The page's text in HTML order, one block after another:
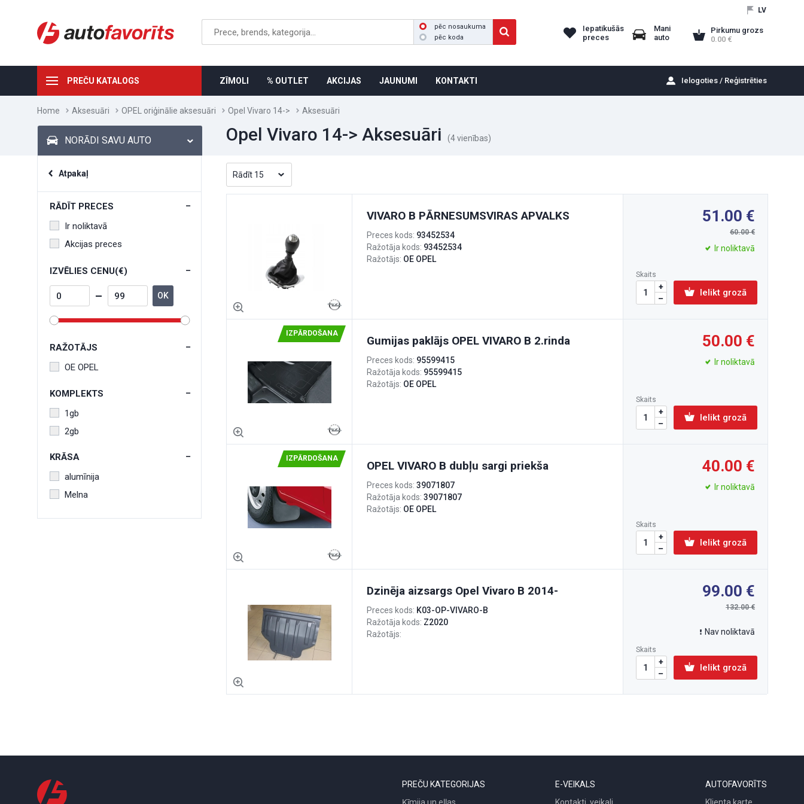
LV
Iepatikušās
preces
Mani
auto
Pirkumu grozs
0.00
pēc nosaukuma
pēc koda
Ielogoties / Reģistrēties
PREČU KATALOGS ZĪMOLI % OUTLET AKCIJAS JAUNUMI KONTAKTI
Home Aksesuāri OPEL oriģinālie aksesuāri Opel Vivaro 14-> Aksesuāri
Opel Vivaro 14-> Aksesuāri (4 vienības)
NORĀDI SAVU AUTO
Atpakaļ
RĀDĪT PRECES
Ir noliktavā
Akcijas preces
IZVĒLIES CENU(€)
OK
RAŽOTĀJS
OE OPEL
KOMPLEKTS
1gb
2gb
KRĀSA
alumīnija
Melna
VIVARO B PĀRNESUMSVIRAS APVALKS
Preces kods: 93452534
Ražotāja kods: 93452534
Ražotājs: OE OPEL
51.00
60.00
Ir noliktavā
Skaits
Ielikt grozā
IZPĀRDOŠANA
Gumijas paklājs OPEL VIVARO B 2.rinda
Preces kods: 95599415
Ražotāja kods: 95599415
Ražotājs: OE OPEL
50.00
Ir noliktavā
Skaits
Ielikt grozā
IZPĀRDOŠANA
OPEL VIVARO B dubļu sargi priekša
Preces kods: 39071807
Ražotāja kods: 39071807
Ražotājs: OE OPEL
40.00
Ir noliktavā
Skaits
Ielikt grozā
Dzinēja aizsargs Opel Vivaro B 2014-
Preces kods: K03-OP-VIVARO-B
Ražotāja kods: Z2020
Ražotājs:
99.00
132.00
Nav noliktavā
Skaits
Ielikt grozā
PREČU KATEGORIJAS
E-VEIKALS
AUTOFAVORĪTS